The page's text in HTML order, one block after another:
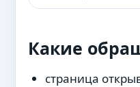
Какие
страница